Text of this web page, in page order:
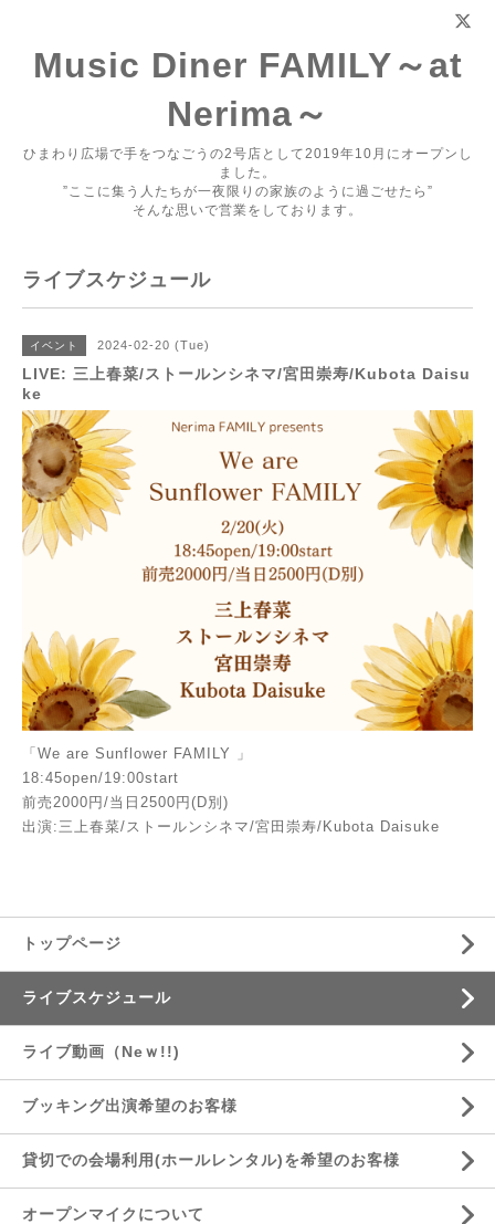
Music Diner FAMILY～at
Nerima～
ひまわり広場で手をつなごうの2号店として2019年10月にオープンし
ました。
”ここに集う人たちが一夜限りの家族のように過ごせたら”
そんな思いで営業をしております。
ライブスケジュール
イベント 2024-02-20 (Tue)
LIVE: 三上春菜/ストールンシネマ/宮田崇寿/Kubota Daisu
ke
「We are Sunflower FAMILY 」
18:45open/19:00start
前売2000円/当日2500円(D別)
出演:三上春菜/ストールンシネマ/宮田崇寿/Kubota Daisuke
トップページ
ライブスケジュール
ライブ動画（Neｗ!!)
ブッキング出演希望のお客様
貸切での会場利用(ホールレンタル)を希望のお客様
オープンマイクについて